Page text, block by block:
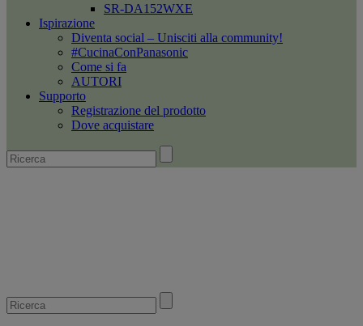
SR-DA152WXE
Ispirazione
Diventa social – Unisciti alla community!
#CucinaConPanasonic
Come si fa
AUTORI
Supporto
Registrazione del prodotto
Dove acquistare